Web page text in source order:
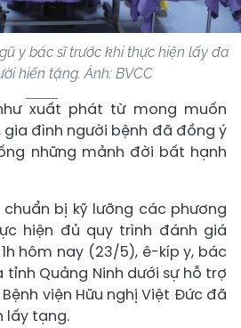
y bác sĩ trước khi thực hiện lấy đa
hiến tặng. Ảnh: BVCC
xuất phát từ mong muốn
gia đình người bệnh đã đồng ý
những mảnh đời bất hạnh
bị kỹ lưỡng các phương
hiện đủ quy trình đánh giá
hôm nay (23/5), ê-kíp y, bác
tỉnh Quảng Ninh dưới sự hỗ trợ
viện Hữu nghị Việt Đức đã
lấy tạng.